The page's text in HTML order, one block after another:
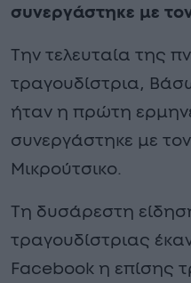
συνεργάστηκε με
Την τελευταία της
τραγουδίστρια,
ήταν η πρώτη
συνεργάστηκε με
Μικρούτσικο.
Τη δυσάρεστη
τραγουδίστριας
Facebook η επίσης